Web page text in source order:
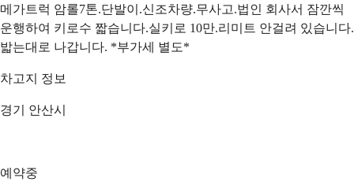
메가트럭 암롤7톤.단발이.신조차량.무사고.법인 회사서 잠깐씩
운행하여 키로수 짧습니다.실키로 10만.리미트 안걸려 있습니다.
밟는대로 나갑니다. *부가세 별도*
차고지 정보
경기 안산시
예약중